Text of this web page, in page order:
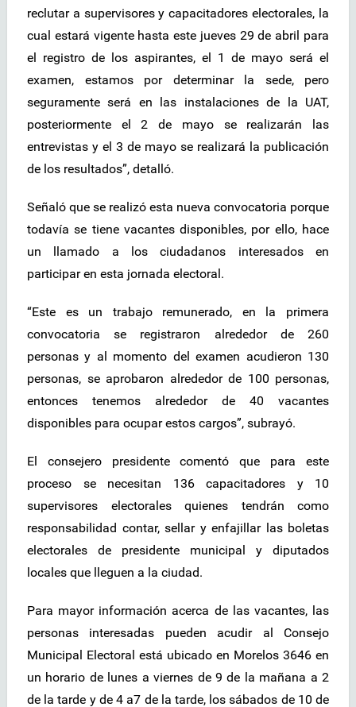
reclutar a supervisores y capacitadores electorales, la
cual estará vigente hasta este jueves 29 de abril para
el registro de los aspirantes, el 1 de mayo será el
examen, estamos por determinar la sede, pero
seguramente será en las instalaciones de la UAT,
posteriormente el 2 de mayo se realizarán las
entrevistas y el 3 de mayo se realizará la publicación
de los resultados”, detalló.
Señaló que se realizó esta nueva convocatoria porque
todavía se tiene vacantes disponibles, por ello, hace
un llamado a los ciudadanos interesados en
participar en esta jornada electoral.
“Este es un trabajo remunerado, en la primera
convocatoria se registraron alrededor de 260
personas y al momento del examen acudieron 130
personas, se aprobaron alrededor de 100 personas,
entonces tenemos alrededor de 40 vacantes
disponibles para ocupar estos cargos”, subrayó.
El consejero presidente comentó que para este
proceso se necesitan 136 capacitadores y 10
supervisores electorales quienes tendrán como
responsabilidad contar, sellar y enfajillar las boletas
electorales de presidente municipal y diputados
locales que lleguen a la ciudad.
Para mayor información acerca de las vacantes, las
personas interesadas pueden acudir al Consejo
Municipal Electoral está ubicado en Morelos 3646 en
un horario de lunes a viernes de 9 de la mañana a 2
de la tarde y de 4 a7 de la tarde, los sábados de 10 de